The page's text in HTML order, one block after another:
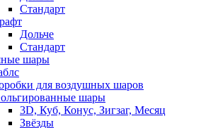
Стандарт
Дольче
Стандарт
шары
для воздушных шаров
шары
3D, Куб, Конус, Зигзаг, Месяц
Звёзды